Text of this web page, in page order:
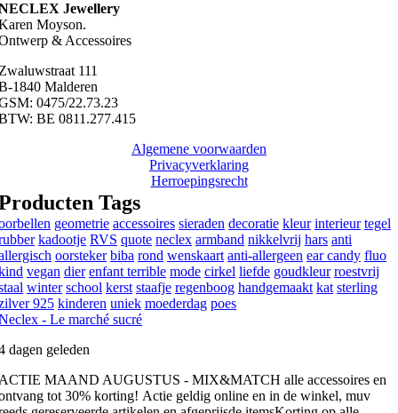
Jewellery
Moyson.
& Accessoires
111
1840 Malderen
0475/22.73.23
BE 0811.277.415
Algemene voorwaarden
Privacyverklaring
Herroepingsrecht
Tags
geometrie accessoires sieraden decoratie kleur interieur tegel
kadootje RVS quote neclex armband nikkelvrij hars anti
oorsteker biba rond wenskaart anti-allergeen ear candy fluo
vegan dier enfant terrible mode cirkel liefde goudkleur roestvrij
winter school kerst staafje regenboog handgemaakt kat sterling
925 kinderen uniek moederdag poes
- Le marché sucré
dagen geleden
MAAND AUGUSTUS - MIX&MATCH alle accessoires en
tot 30% korting! Actie geldig online en in de winkel, muv